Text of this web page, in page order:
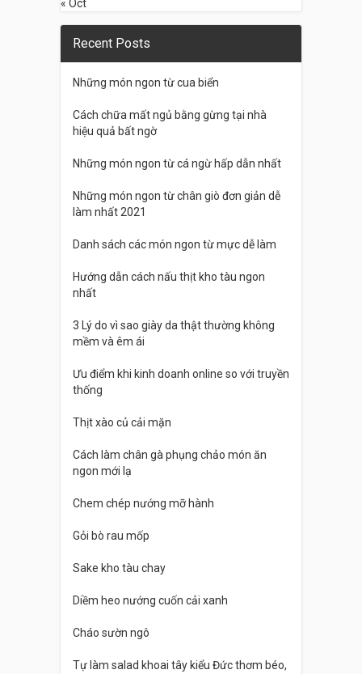
« Oct
Recent Posts
Những món ngon từ cua biển
Cách chữa mất ngủ bằng gừng tại nhà
hiệu quả bất ngờ
Những món ngon từ cá ngừ hấp dẫn nhất
Những món ngon từ chân giò đơn giản dễ
làm nhất 2021
Danh sách các món ngon từ mực dễ làm
Hướng dẫn cách nấu thịt kho tàu ngon
nhất
3 Lý do vì sao giày da thật thường không
mềm và êm ái
Ưu điểm khi kinh doanh online so với truyền
thống
Thịt xào củ cải mặn
Cách làm chân gà phụng chảo món ăn
ngon mới lạ
Chem chép nướng mỡ hành
Gỏi bò rau mốp
Sake kho tàu chay
Diềm heo nướng cuốn cải xanh
Cháo sườn ngô
Tự làm salad khoai tây kiểu Đức thơm béo,